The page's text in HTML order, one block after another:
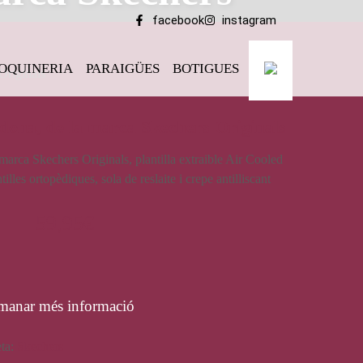
facebook instagram
PARAIGÜES BOTIGUES
Skechers Originals, plantilla extraible Air Cooled
ortopèdiques, sola de reslaite i crepe antilliscant
més informació